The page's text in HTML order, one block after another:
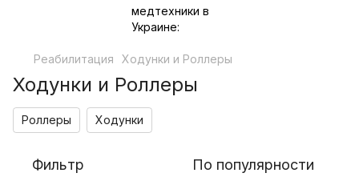
Реабилитация Ходунки и Роллеры
Ходунки и Роллеры
Роллеры Ходунки
Фильтр По популярности